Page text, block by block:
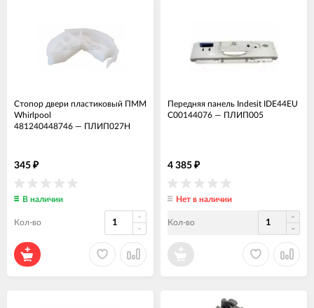
Стопор двери пластиковый ПММ
Whirlpool
481240448746 — ПЛИП027Н
345 ₽
В наличии
Кол-во
Передняя панель Indesit IDE44EU
C00144076 — ПЛИП005
4 385 ₽
Нет в наличии
Кол-во